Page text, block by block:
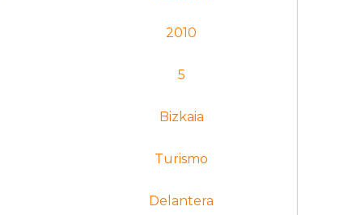
2010
5
Bizkaia
Turismo
Delantera